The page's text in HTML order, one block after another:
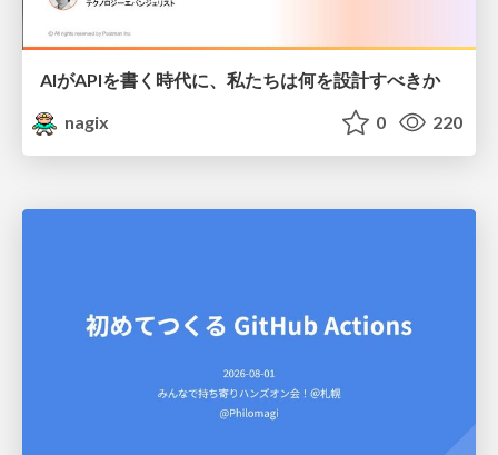
AIがAPIを書く時代に、私たちは何を設計すべきか
nagix
0 220